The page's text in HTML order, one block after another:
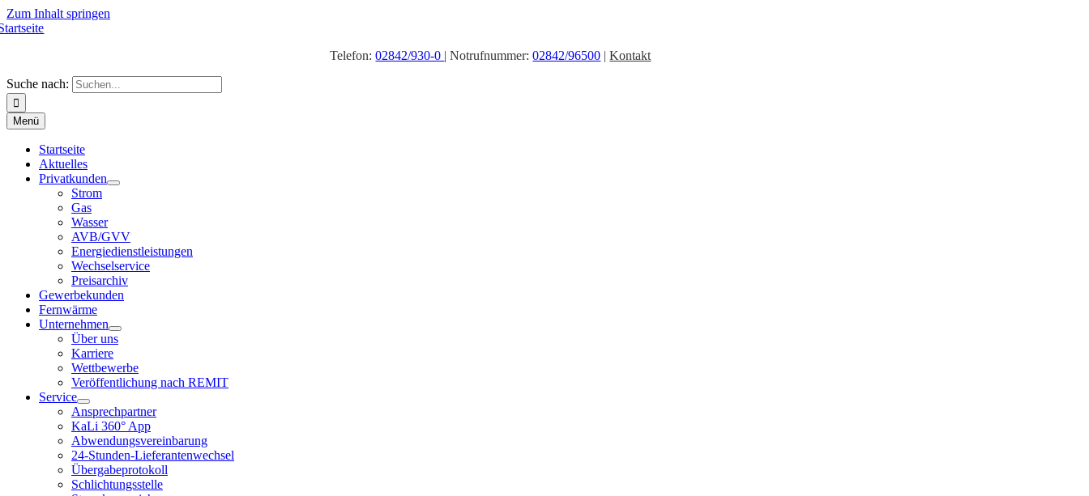
Zum Inhalt springen
Telefon:02842/930-0 | Notrufnummer:02842/96500 |Kontakt
Suche nach:
Menü
Startseite
Aktuelles
Privatkunden
Strom
Gas
Wasser
AVB/GVV
Energiedienstleistungen
Wechselservice
Preisarchiv
Gewerbekunden
Fernwärme
Unternehmen
Über uns
Karriere
Wettbewerbe
Veröffentlichung nach REMIT
Service
Ansprechpartner
KaLi 360° App
Abwendungsvereinbarung
24-Stunden-Lieferantenwechsel
Übergabeprotokoll
Schlichtungsstelle